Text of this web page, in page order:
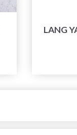
LANG